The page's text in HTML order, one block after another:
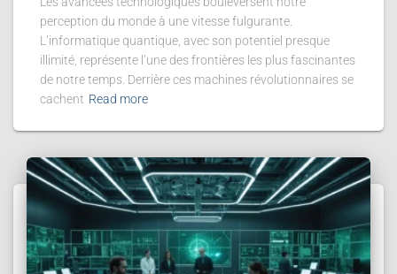
perception du monde à une vitesse fulgurante.
L’informatique quantique, avec son potentiel presque
illimité, représente l’une des frontières les plus fascinantes
de notre temps. Derrière ces machines révolutionnaires se
cachent Read more